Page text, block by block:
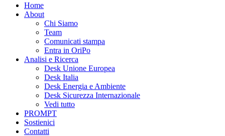
Home
About
Chi Siamo
Team
Comunicati stampa
Entra in OriPo
Analisi e Ricerca
Desk Unione Europea
Desk Italia
Desk Energia e Ambiente
Desk Sicurezza Internazionale
Vedi tutto
PROMPT
Sostienici
Contatti